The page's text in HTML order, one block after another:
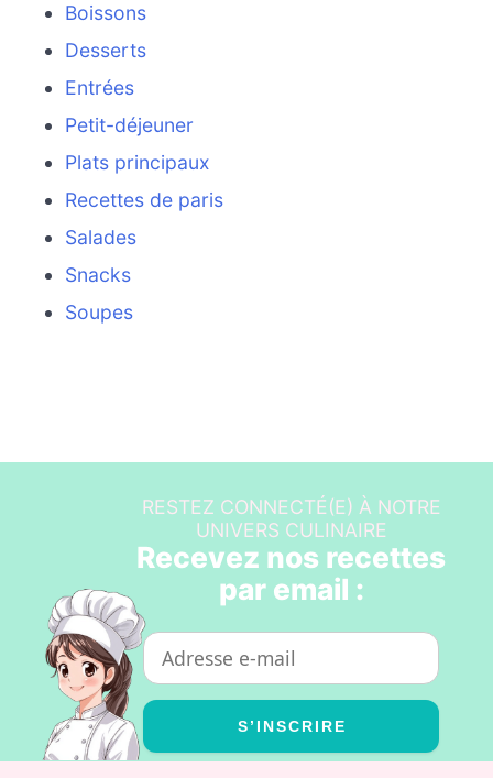
Boissons
Desserts
Entrées
Petit-déjeuner
Plats principaux
Recettes de paris
Salades
Snacks
Soupes
RESTEZ CONNECTÉ(E) À NOTRE
UNIVERS CULINAIRE
Recevez nos recettes
par email :